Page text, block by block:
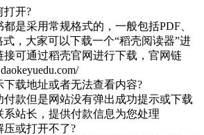
打开?
是采用常规格式的，一般包括PDF、
式，大家可以下载一个“稻壳阅读器”进
接可通过稻壳官网进行下载，官网链
下载地址或者无法查看内容?
付款但是网站没有弹出成功提示或下载
系站长，提供付款信息为您处理
压或打开不了?